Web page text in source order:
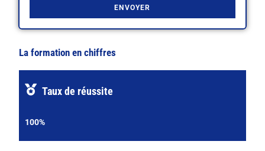
ENVOYER
La formation en chiffres
Taux de réussite
100%